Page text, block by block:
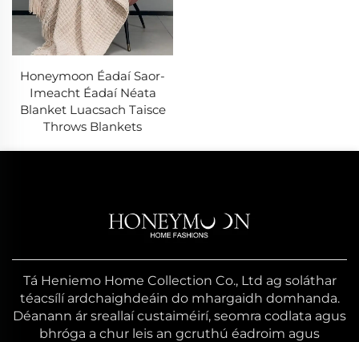
Honeymoon Éadaí Saor-
Imeacht Éadaí Néata
Blanket Luacsach Taisce
Throws Blankets
Tá Heniemo Home Collection Co., Ltd ag soláthar
téacsílí ardchaighdeáin do mhargaidh domhanda.
Déanann ár sreallaí custaiméirí, seomra codlata agus
bhróga a chur leis an gcruthú éadroim agus